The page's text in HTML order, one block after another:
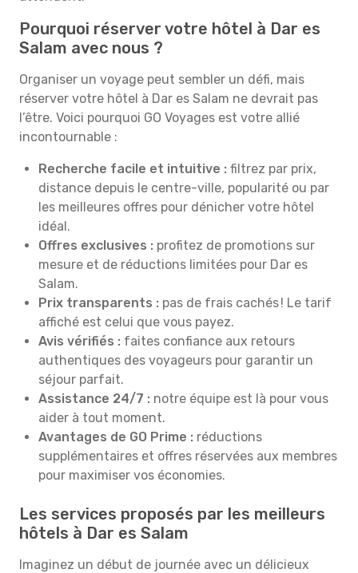
Pourquoi réserver votre hôtel à Dar es
Salam avec nous ?
Organiser un voyage peut sembler un défi, mais
réserver votre hôtel à Dar es Salam ne devrait pas
l’être. Voici pourquoi GO Voyages est votre allié
incontournable :
Recherche facile et intuitive : filtrez par prix,
distance depuis le centre-ville, popularité ou par
les meilleures offres pour dénicher votre hôtel
idéal.
Offres exclusives : profitez de promotions sur
mesure et de réductions limitées pour Dar es
Salam.
Prix transparents : pas de frais cachés ! Le tarif
affiché est celui que vous payez.
Avis vérifiés : faites confiance aux retours
authentiques des voyageurs pour garantir un
séjour parfait.
Assistance 24/7 : notre équipe est là pour vous
aider à tout moment.
Avantages de GO Prime : réductions
supplémentaires et offres réservées aux membres
pour maximiser vos économies.
Les services proposés par les meilleurs
hôtels à Dar es Salam
Imaginez un début de journée avec un délicieux